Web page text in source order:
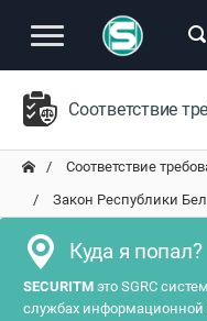
Соответствие
Соответствие
Закон Республики
Куда я попал?
SECURITM это SGRC
службах информационной